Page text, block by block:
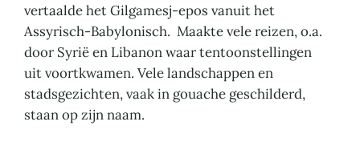
vertaalde het Gilgamesj-epos vanuit het
Assyrisch-Babylonisch. Maakte vele reizen, o.a.
door Syrië en Libanon waar tentoonstellingen
uit voortkwamen. Vele landschappen en
stadsgezichten, vaak in gouache geschilderd,
staan op zijn naam.